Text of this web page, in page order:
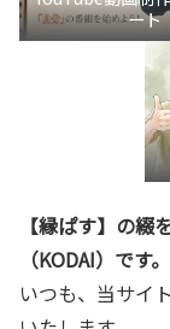
ート
【縁ぱす】の
（KODAI）です。
いつも、当サイ